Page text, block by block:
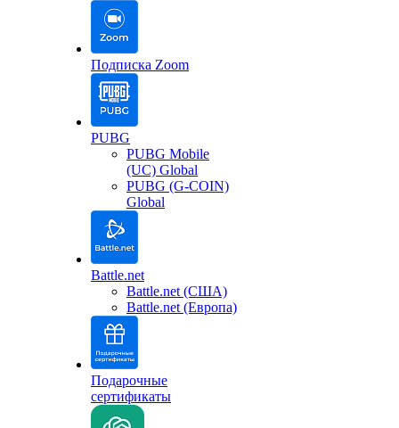
Подписка Zoom
PUBG
PUBG Mobile
(UC) Global
PUBG (G-COIN)
Global
Battle.net
Battle.net (США)
Battle.net (Европа)
Подарочные
сертификаты